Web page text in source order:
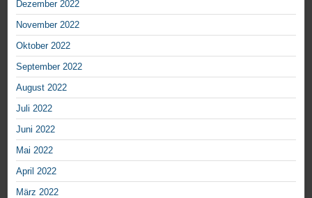
Dezember 2022
November 2022
Oktober 2022
September 2022
August 2022
Juli 2022
Juni 2022
Mai 2022
April 2022
März 2022